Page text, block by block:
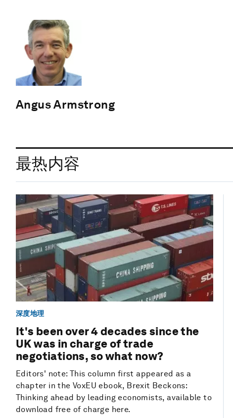
Angus Armstrong
最热内容
深度地理
It's been over 4 decades since the
UK was in charge of trade
negotiations, so what now?
Editors' note: This column first appeared as a
chapter in the VoxEU ebook, Brexit Beckons:
Thinking ahead by leading economists, available to
download free of charge here.